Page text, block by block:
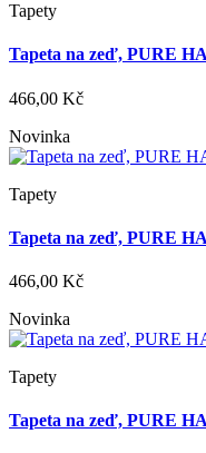
Tapety
Tapeta na zeď, PURE
466,00 Kč
Novinka
Tapety
Tapeta na zeď, PURE
466,00 Kč
Novinka
Tapety
Tapeta na zeď, PURE